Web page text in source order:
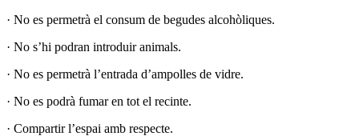
· No es permetrà el consum de begudes alcohòliques.
· No s’hi podran introduir animals.
· No es permetrà l’entrada d’ampolles de vidre.
· No es podrà fumar en tot el recinte.
· Compartir l’espai amb respecte.